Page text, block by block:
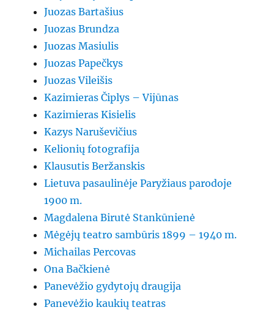
Juozas Bartašius
Juozas Brundza
Juozas Masiulis
Juozas Papečkys
Juozas Vileišis
Kazimieras Čiplys – Vijūnas
Kazimieras Kisielis
Kazys Naruševičius
Kelionių fotografija
Klausutis Beržanskis
Lietuva pasaulinėje Paryžiaus parodoje
1900 m.
Magdalena Birutė Stankūnienė
Mėgėjų teatro sambūris 1899 – 1940 m.
Michailas Percovas
Ona Bačkienė
Panevėžio gydytojų draugija
Panevėžio kaukių teatras